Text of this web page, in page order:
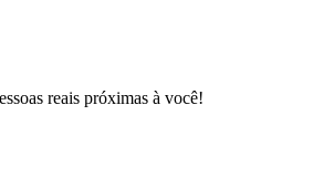
reais próximas à você!